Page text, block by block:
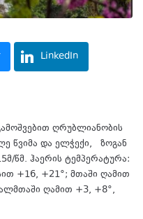
LinkedIn
ღრუბლიანობის
წვიმა და ელჭექი, ზოგან
წმ. ჰაერის ტემპერატურა:
+16, +21°; მთაში ღამით
ღამით +3, +8°,